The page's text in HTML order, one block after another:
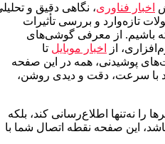
اخبار فناوری ، نگاهی دقیق و تحلیلی
و بررسی تأثیرات
باشیم. از معرفی گوشی‌های
از اخبار موبایلتا
پوشیدنی، همه در این صفحه
با سرعت، دقت و دیدی روشن،
نه‌تنها اطلاع‌رسانی کند، بلکه
این صفحه نقطه اتصال شما با